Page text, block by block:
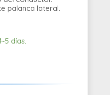
palanca lateral.
5 días.